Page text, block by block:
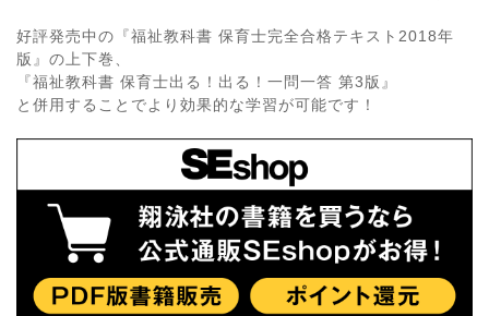
好評発売中の『福祉教科書 保育士完全合格テキスト2018年
版』の上下巻、
『福祉教科書 保育士出る！出る！一問一答 第3版』
と併用することでより効果的な学習が可能です！